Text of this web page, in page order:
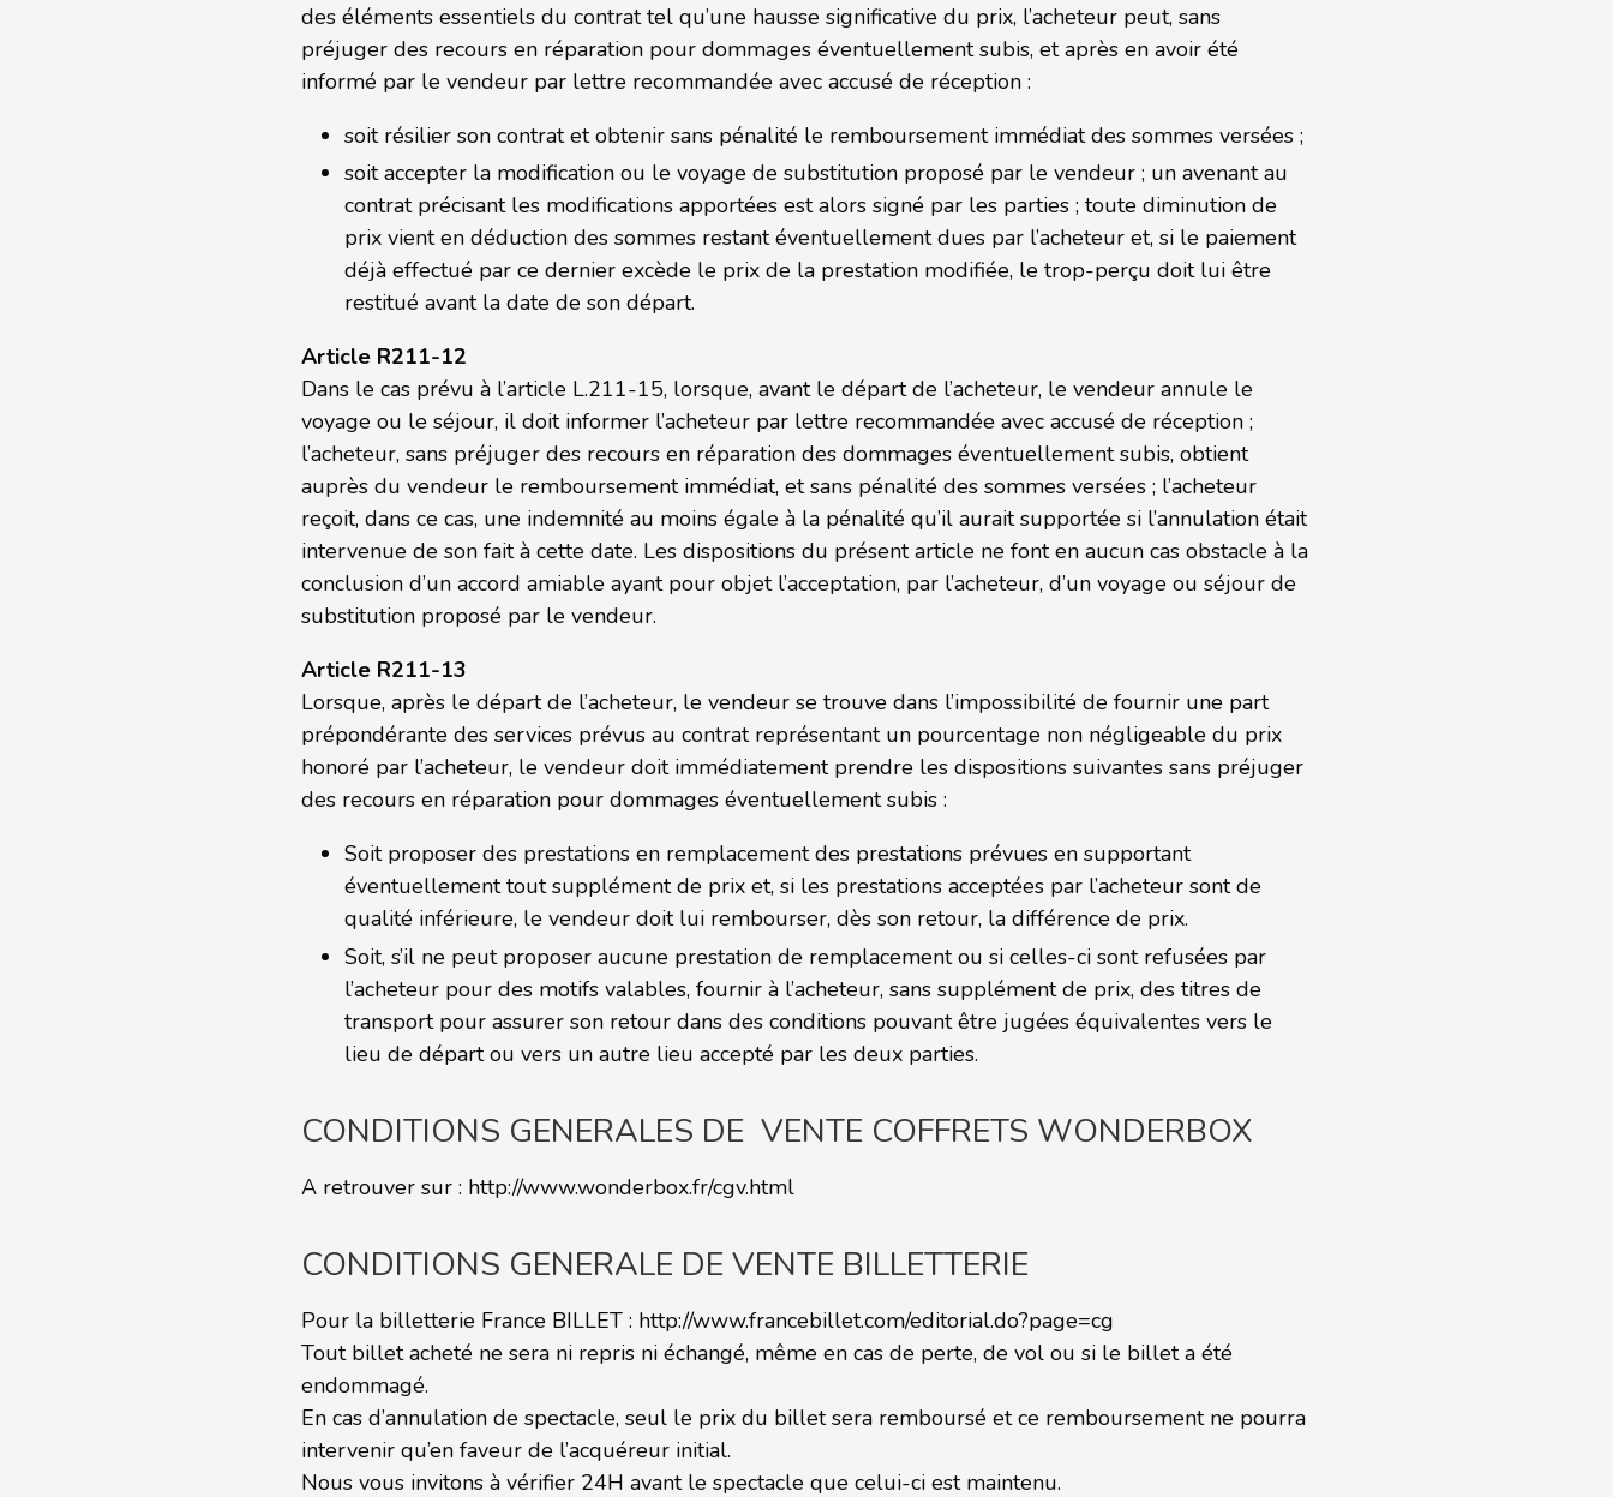
des éléments essentiels du contrat tel qu’une hausse significative du prix, l’acheteur peut, sans
préjuger des recours en réparation pour dommages éventuellement subis, et après en avoir été
informé par le vendeur par lettre recommandée avec accusé de réception :
soit résilier son contrat et obtenir sans pénalité le remboursement immédiat des sommes versées ;
soit accepter la modification ou le voyage de substitution proposé par le vendeur ; un avenant au
contrat précisant les modifications apportées est alors signé par les parties ; toute diminution de
prix vient en déduction des sommes restant éventuellement dues par l’acheteur et, si le paiement
déjà effectué par ce dernier excède le prix de la prestation modifiée, le trop-perçu doit lui être
restitué avant la date de son départ.
Article R211-12
Dans le cas prévu à l’article L.211-15, lorsque, avant le départ de l’acheteur, le vendeur annule le
voyage ou le séjour, il doit informer l’acheteur par lettre recommandée avec accusé de réception ;
l’acheteur, sans préjuger des recours en réparation des dommages éventuellement subis, obtient
auprès du vendeur le remboursement immédiat, et sans pénalité des sommes versées ; l’acheteur
reçoit, dans ce cas, une indemnité au moins égale à la pénalité qu’il aurait supportée si l’annulation était
intervenue de son fait à cette date. Les dispositions du présent article ne font en aucun cas obstacle à la
conclusion d’un accord amiable ayant pour objet l’acceptation, par l’acheteur, d’un voyage ou séjour de
substitution proposé par le vendeur.
Article R211-13
Lorsque, après le départ de l’acheteur, le vendeur se trouve dans l’impossibilité de fournir une part
prépondérante des services prévus au contrat représentant un pourcentage non négligeable du prix
honoré par l’acheteur, le vendeur doit immédiatement prendre les dispositions suivantes sans préjuger
des recours en réparation pour dommages éventuellement subis :
Soit proposer des prestations en remplacement des prestations prévues en supportant
éventuellement tout supplément de prix et, si les prestations acceptées par l’acheteur sont de
qualité inférieure, le vendeur doit lui rembourser, dès son retour, la différence de prix.
Soit, s’il ne peut proposer aucune prestation de remplacement ou si celles-ci sont refusées par
l’acheteur pour des motifs valables, fournir à l’acheteur, sans supplément de prix, des titres de
transport pour assurer son retour dans des conditions pouvant être jugées équivalentes vers le
lieu de départ ou vers un autre lieu accepté par les deux parties.
CONDITIONS GENERALES DE VENTE COFFRETS WONDERBOX
A retrouver sur : http://www.wonderbox.fr/cgv.html
CONDITIONS GENERALE DE VENTE BILLETTERIE
Pour la billetterie France BILLET : http://www.francebillet.com/editorial.do?page=cg
Tout billet acheté ne sera ni repris ni échangé, même en cas de perte, de vol ou si le billet a été
endommagé.
En cas d’annulation de spectacle, seul le prix du billet sera remboursé et ce remboursement ne pourra
intervenir qu’en faveur de l’acquéreur initial.
Nous vous invitons à vérifier 24H avant le spectacle que celui-ci est maintenu.